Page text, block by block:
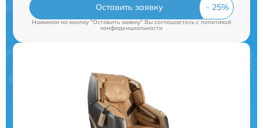
Оставить заявку
Нажимая на кнопку "Оставить заявку" Вы соглашаетесь cполитикой
конфиденциальности